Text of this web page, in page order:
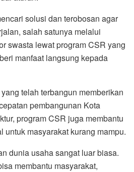
solusi dan terobosan agar
salah satunya melalui
swasta lewat program CSR yang
manfaat langsung kepada
telah terbangun memberikan
pembangunan Kota
program CSR juga membantu
untuk masyarakat kurang mampu.
dunia usaha sangat luar biasa.
membantu masyarakat,